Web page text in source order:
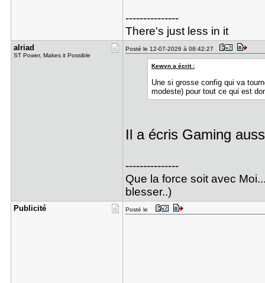
---------------
There's just less in it
alriad
ST Power, Makes it Possible
Posté le 12-07-2026 à 08:42:27
Kewyn a écrit :
Une si grosse config qui va
modeste) pour tout ce qui est
Il a écris Gaming
---------------
Que la force soit avec
blesser..)
Publicité Posté le